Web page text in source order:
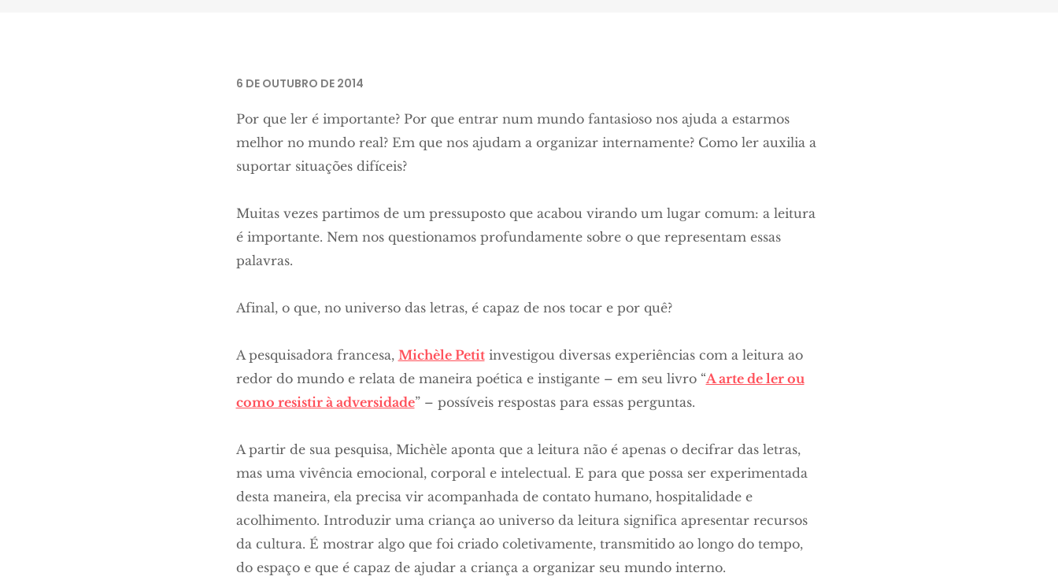
6 DE OUTUBRO DE 2014
Por que ler é importante? Por que entrar num mundo fantasioso nos ajuda a estarmos
melhor no mundo real? Em que nos ajudam a organizar internamente? Como ler auxilia a
suportar situações difíceis?
Muitas vezes partimos de um pressuposto que acabou virando um lugar comum: a leitura
é importante. Nem nos questionamos profundamente sobre o que representam essas
palavras.
Afinal, o que, no universo das letras, é capaz de nos tocar e por quê?
A pesquisadora francesa, Michèle Petitinvestigou diversas experiências com a leitura ao
redor do mundo e relata de maneira poética e instigante – em seu livro “A arte de ler ou
como resistir à adversidade” – possíveis respostas para essas perguntas.
A partir de sua pesquisa, Michèle aponta que a leitura não é apenas o decifrar das letras,
mas uma vivência emocional, corporal e intelectual. E para que possa ser experimentada
desta maneira, ela precisa vir acompanhada de contato humano, hospitalidade e
acolhimento. Introduzir uma criança ao universo da leitura significa apresentar recursos
da cultura. É mostrar algo que foi criado coletivamente, transmitido ao longo do tempo,
do espaço e que é capaz de ajudar a criança a organizar seu mundo interno.